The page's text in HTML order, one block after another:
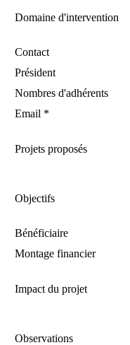
Domaine d'intervention
Contact
Président
Nombres d'adhérents
Email *
Projets proposés
Objectifs
Bénéficiaire
Montage financier
Impact du projet
Observations